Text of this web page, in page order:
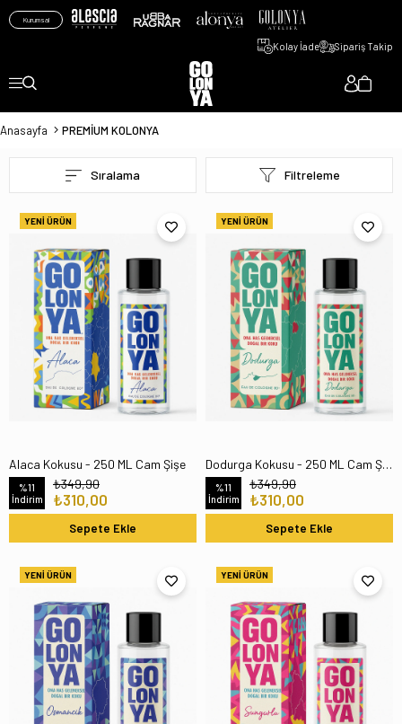
Kurumsal
Kolay İade Sipariş Takip
Anasayfa PREMİUM KOLONYA
Filtreleme
Sıralama
Alaca Kokusu - 250 ML Cam Şişe
%11
İndirim
₺310,00
₺349,90
Sepete Ekle
YENI ÜRÜN
Dodurga Kokusu - 250 ML Cam Şişe
%11
İndirim
₺310,00
₺349,90
Sepete Ekle
YENI ÜRÜN
YENI ÜRÜN YENI ÜRÜN